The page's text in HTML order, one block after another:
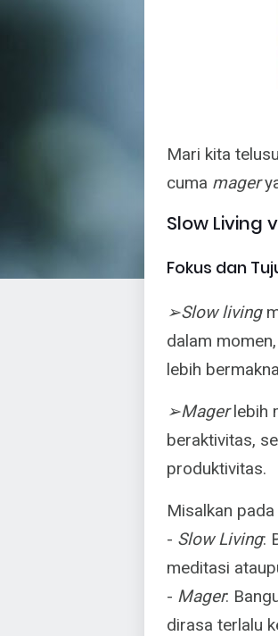
Mari kita
cuma mager
Slow Living
Fokus dan
➢Slow living
dalam
lebih
➢Magerlebih
beraktivitas,
produktivitas.
Misalkan
- Slow Living:
meditasi
- Mager:
dirasa terlalu